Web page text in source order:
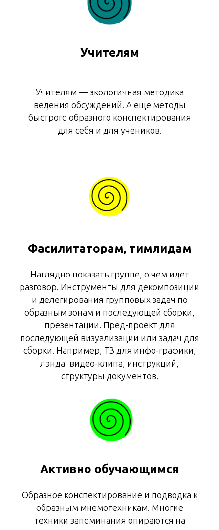
Учителям
Учителям — экологичная методика
ведения обсуждений. А еще методы
быстрого образного конспектирования
для себя и для учеников.
Фасилитаторам, тимлидам
Наглядно показать группе, о чем идет
разговор. Инструменты для декомпозиции
и делегирования групповых задач по
образным зонам и последующей сборки,
презентации. Пред-проект для
последующей визуализации или задач для
сборки. Например, ТЗ для инфо-графики,
лэнда, видео-клипа, инструкций,
структуры документов.
Активно обучающимся
Образное конспектирование и подводка к
образным мнемотехникам. Многие
техники запоминания опираются на